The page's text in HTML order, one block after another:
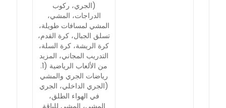
(الجري، ركوب
الدراجات، المشي،
المشي لمسافات طويلة،
تسلق الجبال، كرة القدم،
كرة الريشة، كرة السلة،
التدريب المجاني، المزيد
من الألعاب الرياضية (1.
رياضات الجري والمشي
(الجري الداخلي، الجري
في الهواء الطلق،
المشي، المشي للياقة